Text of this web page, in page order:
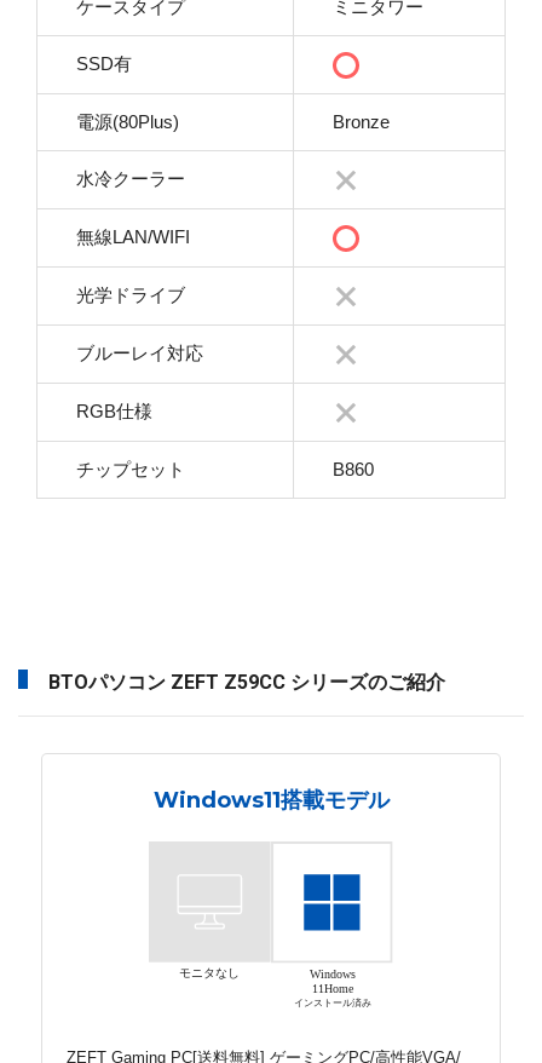
ケースタイプ ミニタワー
SSD有
電源(80Plus) Bronze
水冷クーラー
無線LAN/WIFI
光学ドライブ
ブルーレイ対応
RGB仕様
チップセット B860
BTOパソコン ZEFT Z59CC シリーズのご紹介
Windows11搭載モデル
モニタなし
Windows
11Home
インストール済み
ZEFT Gaming PC[送料無料] ゲーミングPC/高性能VGA/